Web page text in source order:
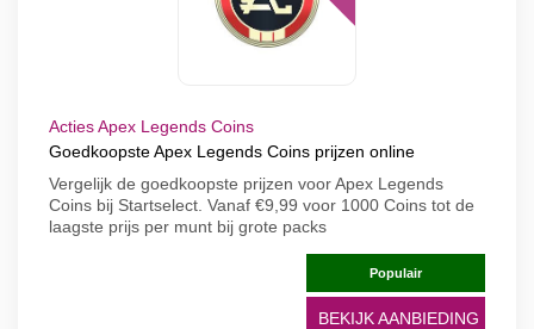
Acties Apex Legends Coins
Goedkoopste Apex Legends Coins prijzen online
Vergelijk de goedkoopste prijzen voor Apex Legends
Coins bij Startselect. Vanaf €9,99 voor 1000 Coins tot de
laagste prijs per munt bij grote packs
Populair
BEKIJK AANBIEDING